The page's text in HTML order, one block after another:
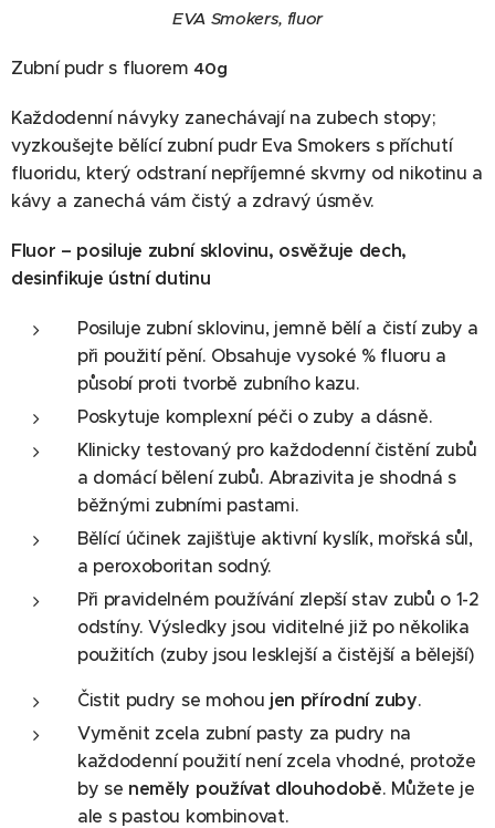
EVA Smokers, fluor
Zubní pudr s fluorem40g
Každodenní návyky zanechávají na zubech stopy;
vyzkoušejte bělící zubní pudr Eva Smokers s příchutí
fluoridu, který odstraní nepříjemné skvrny od nikotinu a
kávy a zanechá vám čistý a zdravý úsměv.
Fluor – posiluje zubní sklovinu, osvěžuje dech,
desinfikuje ústní dutinu
Posiluje zubní sklovinu, jemně bělí a čistí zuby a
při použití pění. Obsahuje vysoké % fluoru a
působí proti tvorbě zubního kazu.
Poskytuje komplexní péči o zuby a dásně.
Klinicky testovaný pro každodenní čistění zubů
a domácí bělení zubů. Abrazivita je shodná s
běžnými zubními pastami.
Bělící účinek zajišťuje aktivní kyslík, mořská sůl,
a peroxoboritan sodný.
Při pravidelném používání zlepší stav zubů o 1-2
odstíny. Výsledky jsou viditelné již po několika
použitích (zuby jsou lesklejší a čistější a bělejší)
Čistit pudry se mohou jen přírodní zuby.
Vyměnit zcela zubní pasty za pudry na
každodenní použití není zcela vhodné, protože
by se neměly používat dlouhodobě. Můžete je
ale s pastou kombinovat.